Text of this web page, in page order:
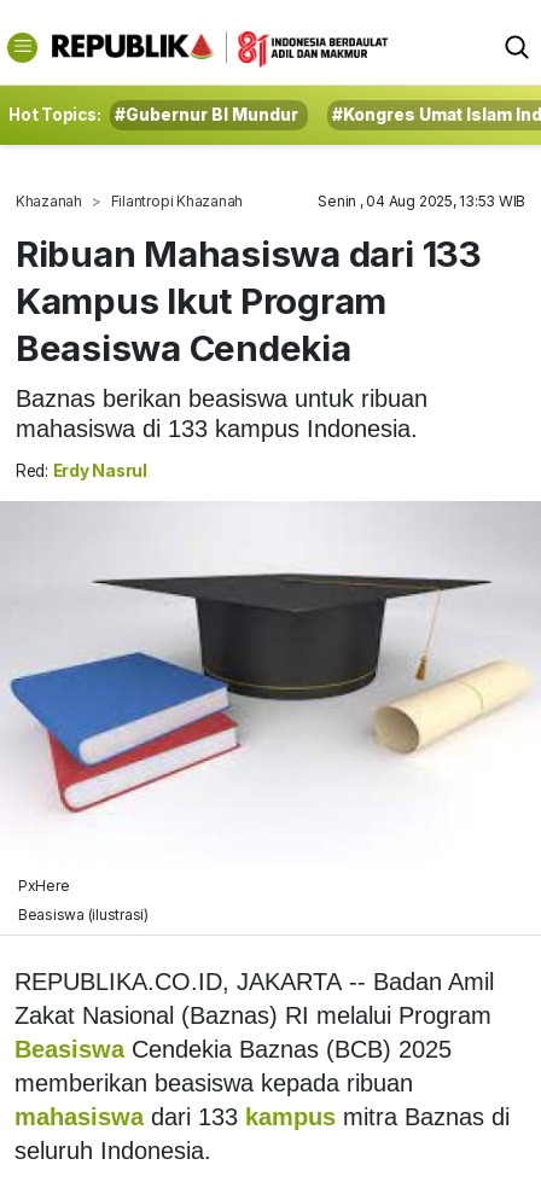
Hot Topics: #Gubernur BI Mundur #Kongres Umat Islam
Khazanah Filantropi Khazanah Senin , 04 Aug 2025, 13:53 WIB
Ribuan Mahasiswa dari 133
Kampus Ikut Program
Beasiswa Cendekia
Baznas berikan beasiswa untuk ribuan
mahasiswa di 133 kampus Indonesia.
Red: Erdy Nasrul
PxHere
Beasiswa (ilustrasi)
REPUBLIKA.CO.ID, JAKARTA -- Badan Amil
Zakat Nasional (Baznas) RI melalui Program
Beasiswa Cendekia Baznas (BCB) 2025
memberikan beasiswa kepada ribuan
mahasiswa dari 133 kampus mitra Baznas di
seluruh Indonesia.